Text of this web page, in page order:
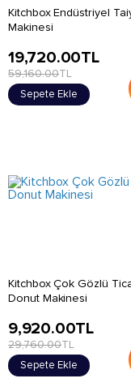
Kitchbox Endüstriyel
Makinesi
19,720.00TL
59,160.00TL
Sepete Ekle
Kitchbox Çok Gözlü
Donut Makinesi
9,920.00TL
29,760.00TL
Sepete Ekle